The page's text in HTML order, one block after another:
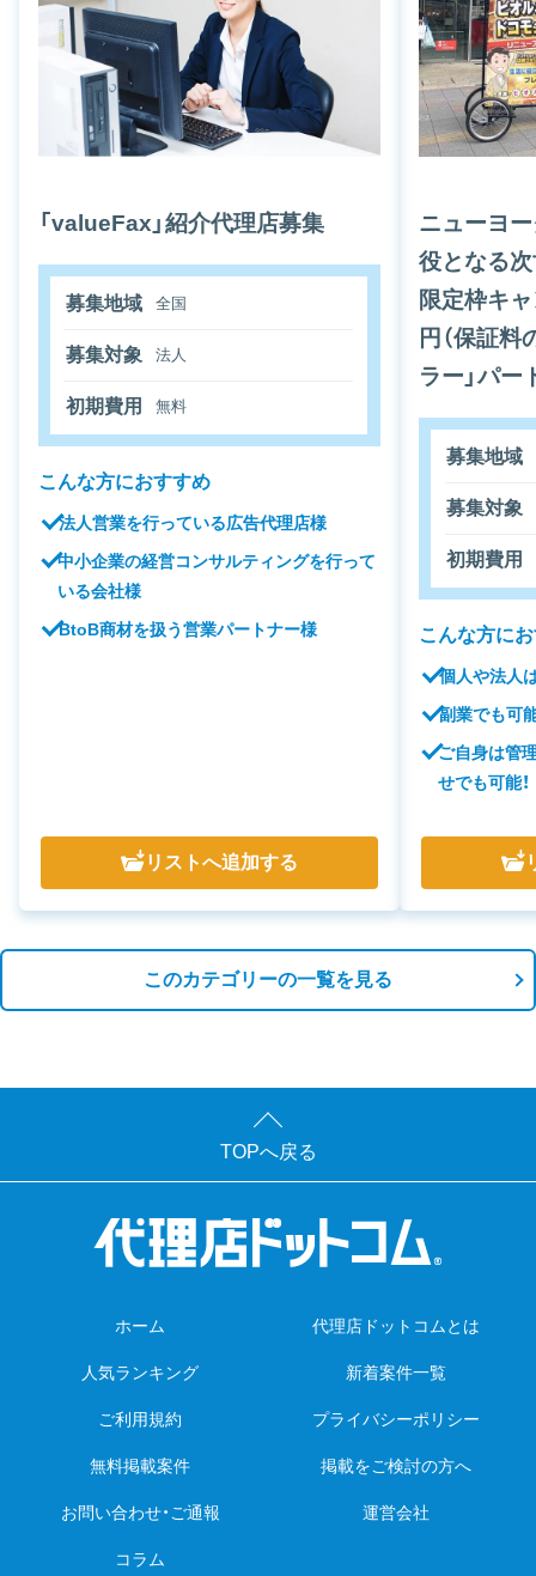
「valueFax」紹介代理店募集
募集地域 全国
募集対象 法人
初期費用 無料
こんな方におすすめ
法人営業を行っている広告代理店様
中小企業の経営コンサルティングを行って
いる会社様
BtoB商材を扱う営業パートナー様
リストへ追加する
ニューヨ
役となる
限定枠キ
円（保証料
ラー」パ
募集地域
募集対象
初期費用
こんな方に
個人や法人
副業でも可能
ご自身は管
せでも可能！
このカテゴリーの一覧を見る
TOPへ戻る
ホーム 代理店ドットコムとは
人気ランキング 新着案件一覧
ご利用規約 プライバシーポリシー
無料掲載案件 掲載をご検討の方へ
お問い合わせ・ご通報 運営会社
コラム